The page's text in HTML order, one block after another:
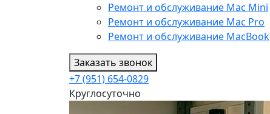
Ремонт и обслуживание Mac Mini
Ремонт и обслуживание Mac Pro
Ремонт и обслуживание MacBook
Заказать звонок
+7 (951) 654-0829
Круглосуточно